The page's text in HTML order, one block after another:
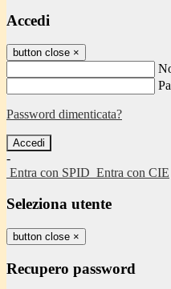
Accedi
button close ×
Password dimenticata?
-
Entra con SPID Entra con CIE
Seleziona utente
button close ×
Recupero password